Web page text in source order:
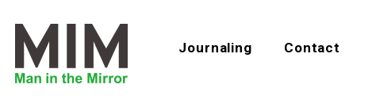
Journaling Contact